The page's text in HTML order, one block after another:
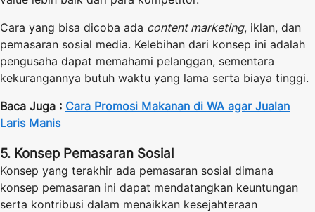
Cara yang bisa dicoba ada content marketing, iklan, dan
pemasaran sosial media. Kelebihan dari konsep ini adalah
pengusaha dapat memahami pelanggan, sementara
kekurangannya butuh waktu yang lama serta biaya tinggi.
Baca Juga : Cara Promosi Makanan di WA agar Jualan
Laris Manis
5. Konsep Pemasaran Sosial
Konsep yang terakhir ada pemasaran sosial dimana
konsep pemasaran ini dapat mendatangkan keuntungan
serta kontribusi dalam menaikkan kesejahteraan